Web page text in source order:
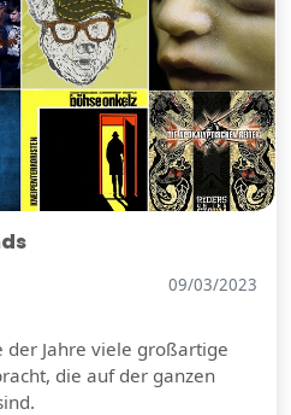
09/03/2023
der Jahre viele großartige
die auf der ganzen